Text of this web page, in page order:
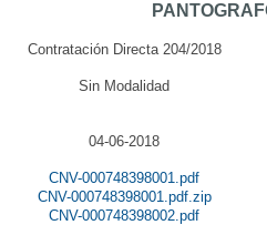
Contratación Directa 204/2018
Sin Modalidad
04-06-2018
CNV-000748398001.pdf
CNV-000748398001.pdf.zip
CNV-000748398002.pdf